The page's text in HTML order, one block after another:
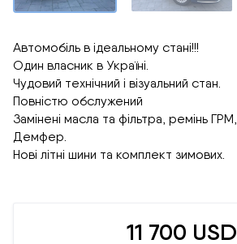
Автомобіль в ідеальному стані!!!
Один власник в Україні.
Чудовий технічний і візуальний стан.
Повністю обслужений
Замінені масла та фільтра, ремінь ГРМ,
Демфер.
Нові літні шини та комплект зимових.
11 700 USD